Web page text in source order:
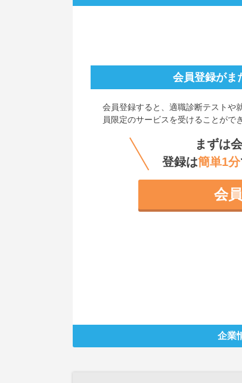
会員登録がま
会員登録すると、 適職診断テストや
員限定のサービスを受けることがで
まずは
登録は簡単1分
会
企業